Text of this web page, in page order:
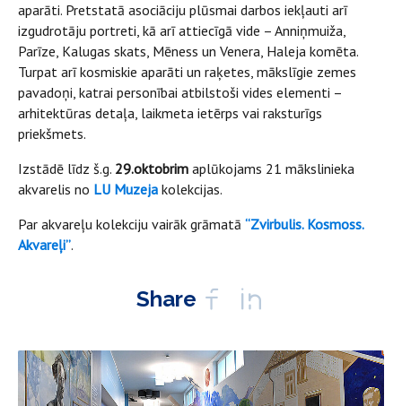
aparāti. Pretstatā asociāciju plūsmai darbos iekļauti arī
izgudrotāju portreti, kā arī attiecīgā vide – Anniņmuiža,
Parīze, Kalugas skats, Mēness un Venera, Haleja komēta.
Turpat arī kosmiskie aparāti un raķetes, mākslīgie zemes
pavadoņi, katrai personībai atbilstoši vides elementi –
arhitektūras detaļa, laikmeta ietērps vai raksturīgs
priekšmets.
Izstādē līdz š.g. 29.oktobrim aplūkojams 21 mākslinieka
akvarelis no LU Muzeja kolekcijas.
Par akvareļu kolekciju vairāk grāmatā “Zvirbulis. Kosmoss.
Akvareļi”.
Share